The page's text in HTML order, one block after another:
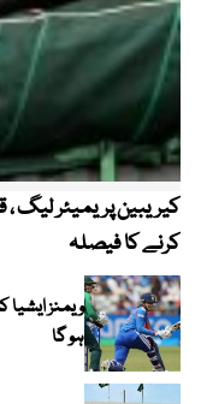
کرنے کا فیصلہ
ہو گا